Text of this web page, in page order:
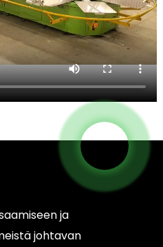
ja
johtavan